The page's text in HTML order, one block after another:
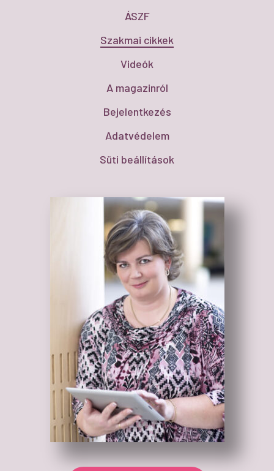
ÁSZF
Szakmai cikkek
Videók
A magazinról
Bejelentkezés
Adatvédelem
Süti beállítások